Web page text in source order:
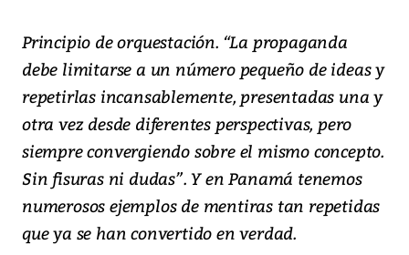
Principio de orquestación. “La propaganda
debe limitarse a un número pequeño de ideas y
repetirlas incansablemente, presentadas una y
otra vez desde diferentes perspectivas, pero
siempre convergiendo sobre el mismo concepto.
Sin fisuras ni dudas”. Y en Panamá tenemos
numerosos ejemplos de mentiras tan repetidas
que ya se han convertido en verdad.